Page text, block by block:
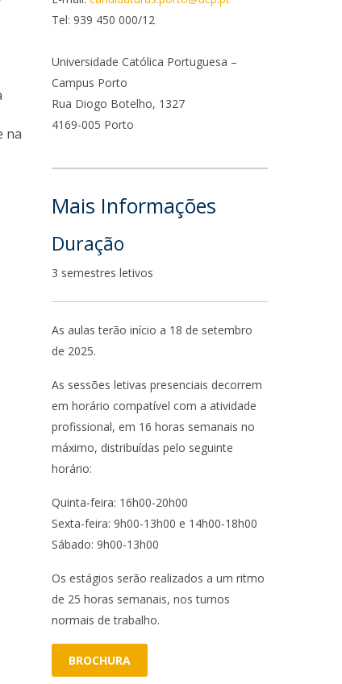
19 | Informações
de Contactos
na
Tel: 939 450 000/12
Universidade Católica Portuguesa –
Campus Porto
Rua Diogo Botelho, 1327
4169-005 Porto
Mais Informações
Duração
3 semestres letivos
As aulas terão início a 18 de setembro
de 2025.
As sessões letivas presenciais decorrem
em horário compatível com a atividade
profissional, em 16 horas semanais no
máximo, distribuídas pelo seguinte
horário:
Quinta-feira: 16h00-20h00
Sexta-feira: 9h00-13h00 e 14h00-18h00
Sábado: 9h00-13h00
Os estágios serão realizados a um ritmo
de 25 horas semanais, nos turnos
normais de trabalho.
BROCHURA